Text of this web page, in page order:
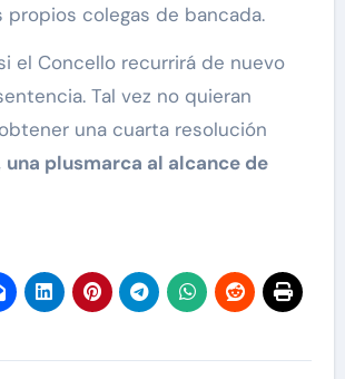
propios colegas de bancada.
el Concello recurrirá de nuevo
Tal vez no quieran
una cuarta resolución
una plusmarca al alcance de